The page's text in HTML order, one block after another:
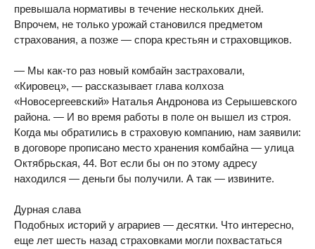
превышала нормативы в течение нескольких дней.
Впрочем, не только урожай становился предметом
страхования, а позже — спора крестьян и страховщиков.
— Мы как-то раз новый комбайн застраховали,
«Кировец», — рассказывает глава колхоза
«Новосергеевский» Наталья Андронова из Серышевского
района. — И во время работы в поле он вышел из строя.
Когда мы обратились в страховую компанию, нам заявили:
в договоре прописано место хранения комбайна — улица
Октябрьская, 44. Вот если бы он по этому адресу
находился — деньги бы получили. А так — извините.
Дурная слава
Подобных историй у аграриев — десятки. Что интересно,
еще лет шесть назад страховками могли похвастаться